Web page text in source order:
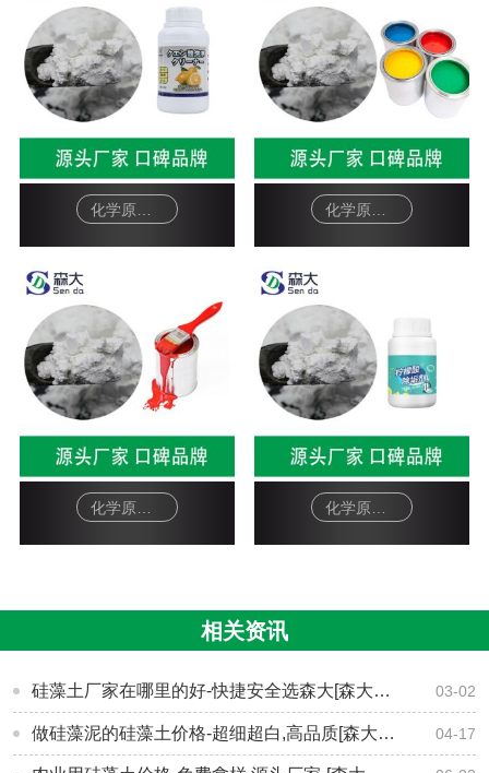
化学原料硅藻土助滤剂-柠檬酸除垢剂 化学原料硅藻土助滤剂-油漆
化学原料硅藻土助滤剂-油漆 化学原料硅藻土助滤剂-柠檬酸除垢剂
相关资讯
硅藻土厂家在哪里的好-快捷安全选森大[森大硅藻土] 03-02
做硅藻泥的硅藻土价格-超细超白,高品质[森大硅藻土] 04-17